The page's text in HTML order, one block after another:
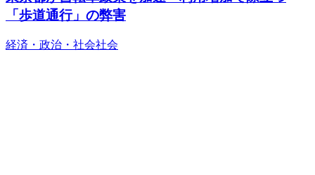
「歩道通行」の弊害
経済・政治・社会社会